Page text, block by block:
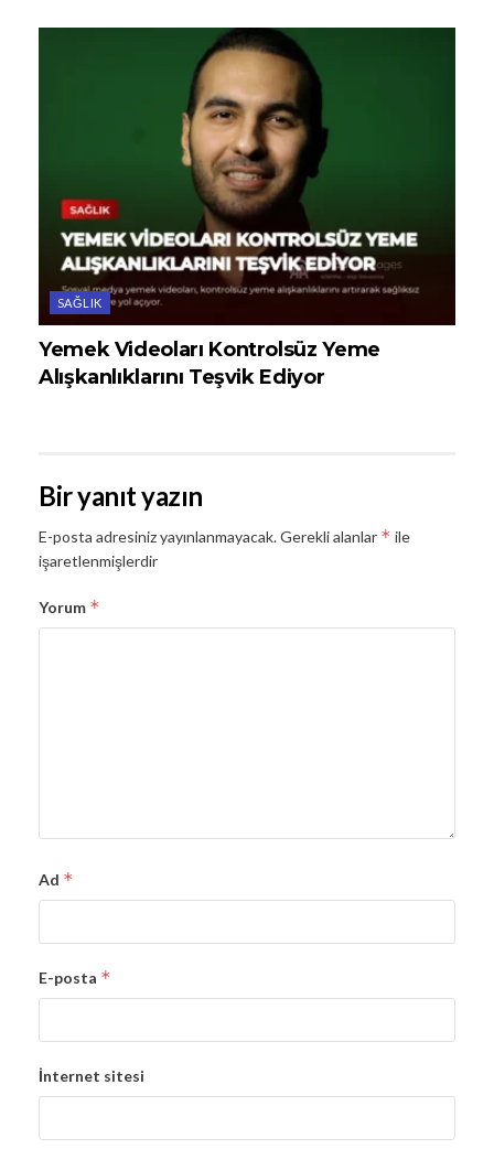
SAĞLIK
Yemek Videoları Kontrolsüz Yeme
Alışkanlıklarını Teşvik Ediyor
Bir yanıt yazın
E-posta adresiniz yayınlanmayacak.Gerekli alanlar * ile
işaretlenmişlerdir
Yorum *
Ad *
E-posta *
İnternet sitesi